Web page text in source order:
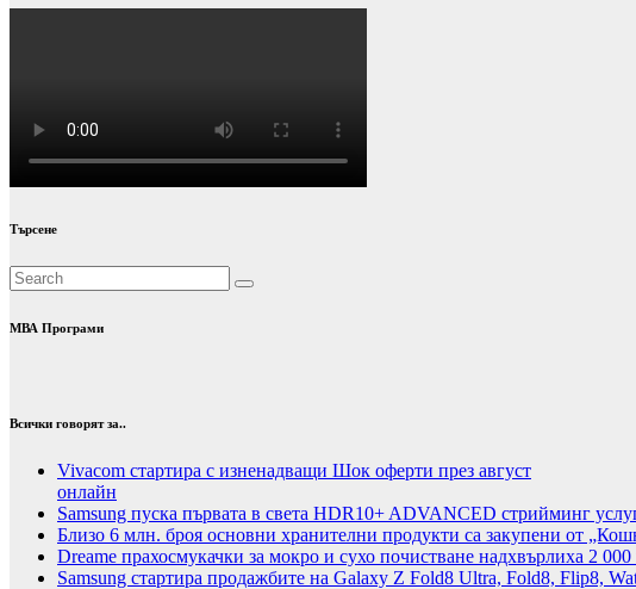
Търсене
МВА Програми
Всички говорят за..
Vivacom стартира с изненадващи Шок оферти през август
онлайн
Samsung пуска първата в света HDR10+ ADVANCED стрийминг
Близо 6 млн. броя основни хранителни продукти са закупени от
Dreame прахосмукачки за мокро и сухо почистване надхвърлиха 2
Samsung стартира продажбите на Galaxy Z Fold8 Ultra, Fold8, Flip8,